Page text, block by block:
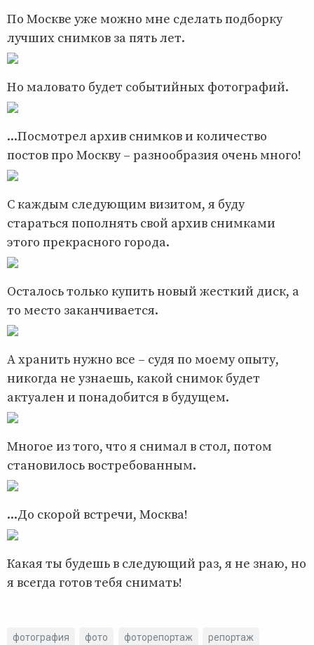
По Москве уже можно мне сделать подборку
лучших снимков за пять лет.
Но маловато будет событийных фотографий.
...Посмотрел архив снимков и количество
постов про Москву – разнообразия очень много!
С каждым следующим визитом, я буду
стараться пополнять свой архив снимками
этого прекрасного города.
Осталось только купить новый жесткий диск, а
то место заканчивается.
А хранить нужно все – судя по моему опыту,
никогда не узнаешь, какой снимок будет
актуален и понадобится в будущем.
Многое из того, что я снимал в стол, потом
становилось востребованным.
...До скорой встречи, Москва!
Какая ты будешь в следующий раз, я не знаю, но
я всегда готов тебя снимать!
фотография фото фоторепортаж репортаж